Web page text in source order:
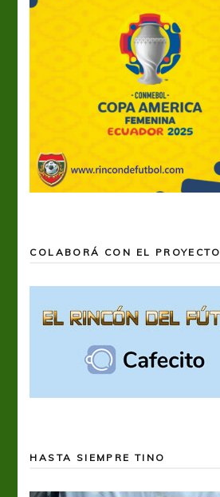
COLABORÁ CON EL PROYECTO
HASTA SIEMPRE TINO